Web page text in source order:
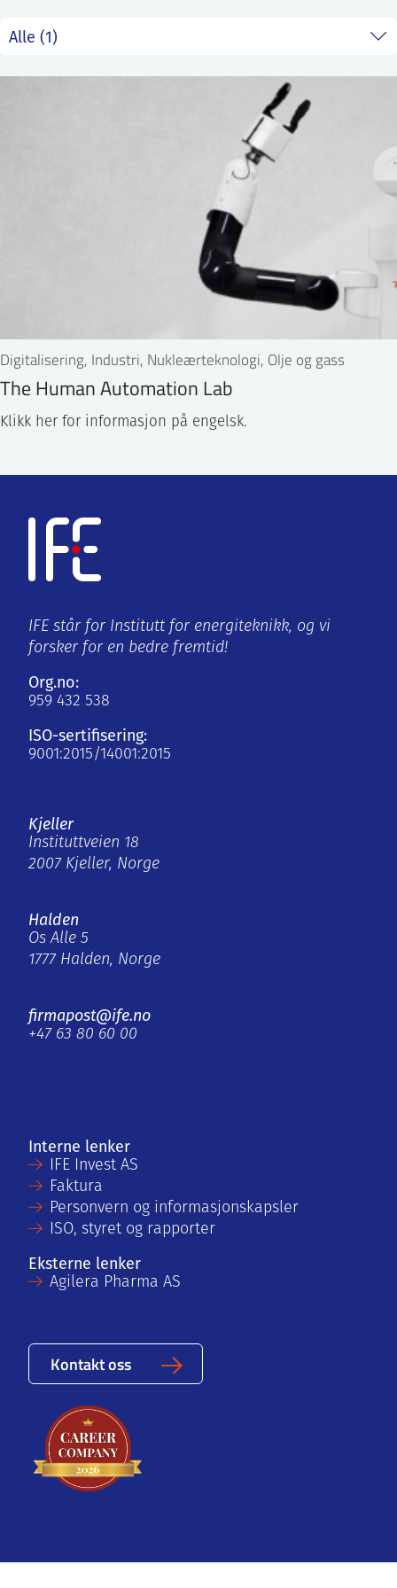
IFE
Digitalisering, Industri, Nukleærteknologi, Olje og gass
The Human Automation Lab
Klikk her for informasjon på engelsk.
IFE står for Institutt for energiteknikk, og vi
forsker for en bedre fremtid!
Org.no:
959 432 538
ISO-sertifisering:
9001:2015/14001:2015
Kjeller
Instituttveien 18
2007 Kjeller, Norge
Halden
Os Alle 5
1777 Halden, Norge
firmapost@ife.no
+47 63 80 60 00
Interne lenker
IFE Invest AS
Faktura
Personvern og informasjonskapsler
ISO, styret og rapporter
Eksterne lenker
Agilera Pharma AS
Kontakt oss